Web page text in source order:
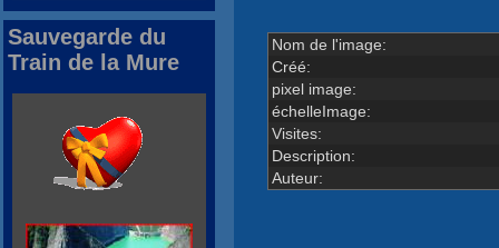
Nom de l'image:
Créé:
pixel image:
échelleImage:
Visites:
Description:
Auteur:
Sauvegarde du
Train de la Mure